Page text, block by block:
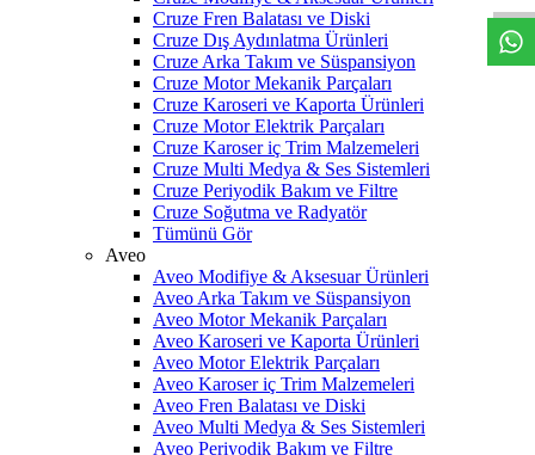
Cruze Fren Balatası ve Diski
Cruze Dış Aydınlatma Ürünleri
Cruze Arka Takım ve Süspansiyon
Cruze Motor Mekanik Parçaları
Cruze Karoseri ve Kaporta Ürünleri
Cruze Motor Elektrik Parçaları
Cruze Karoser iç Trim Malzemeleri
Cruze Multi Medya & Ses Sistemleri
Cruze Periyodik Bakım ve Filtre
Cruze Soğutma ve Radyatör
Tümünü Gör
Aveo
Aveo Modifiye & Aksesuar Ürünleri
Aveo Arka Takım ve Süspansiyon
Aveo Motor Mekanik Parçaları
Aveo Karoseri ve Kaporta Ürünleri
Aveo Motor Elektrik Parçaları
Aveo Karoser iç Trim Malzemeleri
Aveo Fren Balatası ve Diski
Aveo Multi Medya & Ses Sistemleri
Aveo Periyodik Bakım ve Filtre